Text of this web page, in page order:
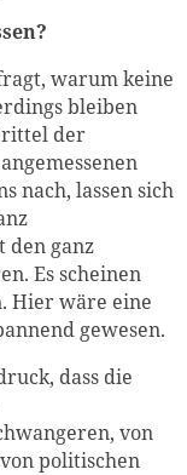
warum keine
bleiben
der
nach, lassen sich
den ganz
Es scheinen
Hier wäre eine
gewesen.
dass die
von
politischen